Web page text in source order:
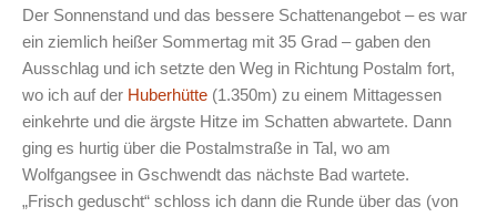
Der Sonnenstand und das bessere Schattenangebot – es war
ein ziemlich heißer Sommertag mit 35 Grad – gaben den
Ausschlag und ich setzte den Weg in Richtung Postalm fort,
wo ich auf der Huberhütte (1.350m) zu einem Mittagessen
einkehrte und die ärgste Hitze im Schatten abwartete. Dann
ging es hurtig über die Postalmstraße in Tal, wo am
Wolfgangsee in Gschwendt das nächste Bad wartete.
„Frisch geduscht“ schloss ich dann die Runde über das (von